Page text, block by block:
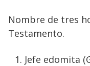
Nombre de tres
Testamento.
Jefe edomita